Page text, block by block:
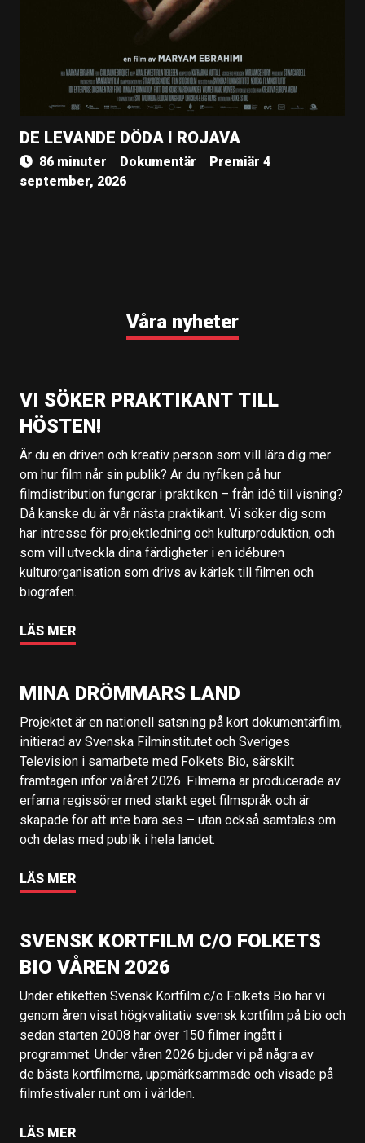
DE LEVANDE DÖDA I ROJAVA
86 minuter Dokumentär
Premiär 4
september, 2026
Våra nyheter
VI SÖKER PRAKTIKANT TILL
HÖSTEN!
Är du en driven och kreativ person som vill lära dig mer
om hur film når sin publik? Är du nyfiken på hur
filmdistribution fungerar i praktiken – från idé till visning?
Då kanske du är vår nästa praktikant. Vi söker dig som
har intresse för projektledning och kulturproduktion, och
som vill utveckla dina färdigheter i en idéburen
kulturorganisation som drivs av kärlek till filmen och
biografen.
LÄS MER
MINA DRÖMMARS LAND
Projektet är en nationell satsning på kort dokumentärfilm,
initierad av Svenska Filminstitutet och Sveriges
Television i samarbete med Folkets Bio, särskilt
framtagen inför valåret 2026. Filmerna är producerade av
erfarna regissörer med starkt eget filmspråk och är
skapade för att inte bara ses – utan också samtalas om
och delas med publik i hela landet.
LÄS MER
SVENSK KORTFILM C/O FOLKETS
BIO VÅREN 2026
Under etiketten Svensk Kortfilm c/o Folkets Bio har vi
genom åren visat högkvalitativ svensk kortfilm på bio och
sedan starten 2008 har över 150 filmer ingått i
programmet. Under våren 2026 bjuder vi på några av
de bästa kortfilmerna, uppmärksammade och visade på
filmfestivaler runt om i världen.
LÄS MER